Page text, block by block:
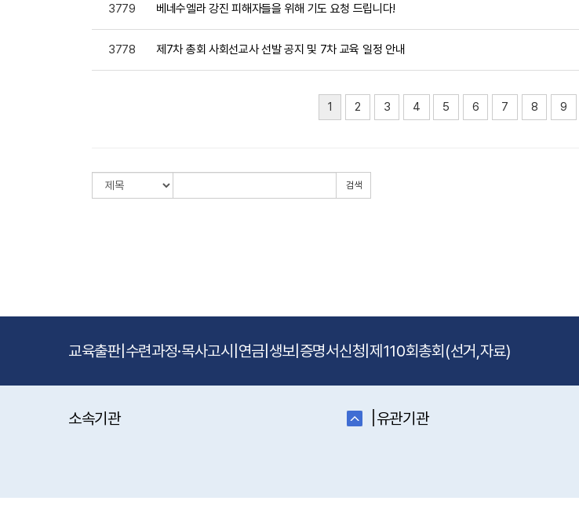
3779 베네수엘라 강진 피해자들을 위해 기도 요청 드립니다!
3778 제7차 총회 사회선교사 선발 공지 및 7차 교육 일정 안내
1 2 3 4 5 6 7 8 9
검색
교육출판| 수련과정·목사고시 연금| 생보 증명서신청 제110회총회(선거,자료)
소속기관 유관기관